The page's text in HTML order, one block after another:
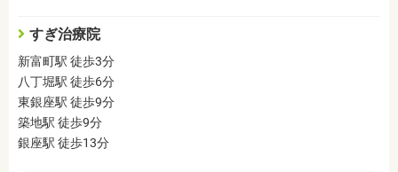
すぎ治療院
新富町駅 徒歩3分
八丁堀駅 徒歩6分
東銀座駅 徒歩9分
築地駅 徒歩9分
銀座駅 徒歩13分